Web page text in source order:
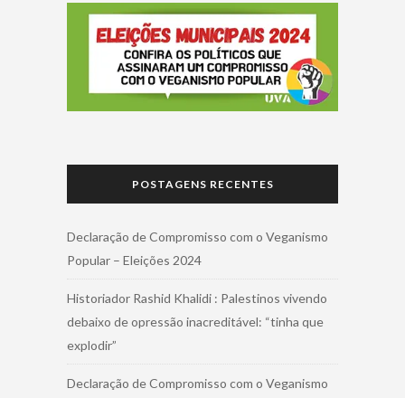
POSTAGENS RECENTES
Declaração de Compromisso com o Veganismo
Popular – Eleições 2024
Historiador Rashid Khalidi : Palestinos vivendo
debaixo de opressão inacreditável: “tinha que
explodir”
Declaração de Compromisso com o Veganismo